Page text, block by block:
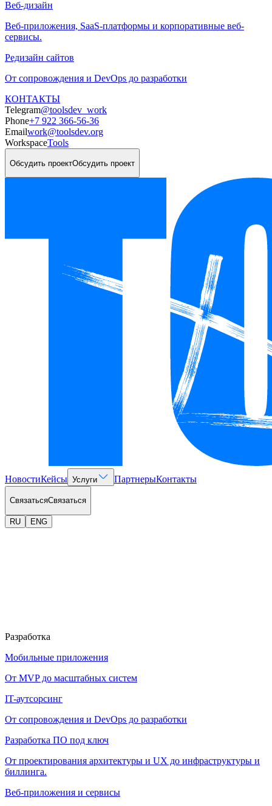
Веб-дизайн
Веб-приложения, SaaS-платформы и корпоративные веб-
сервисы.
Редизайн сайтов
От сопровождения и DevOps до разработки
КОНТАКТЫ
Telegram@toolsdev_work
Phone+7 922 366-56-36
Emailwork@toolsdev.org
WorkspaceTools
Обсудить проектОбсудить проект
НовостиКейсы Услуги ПартнерыКонтакты
СвязатьсяСвязаться
RU ENG
Разработка
Мобильные приложения
От MVP до масштабных систем
IT-аутсорсинг
От сопровождения и DevOps до разработки
Разработка ПО под ключ
От проектирования архитектуры и UX до инфраструктуры и
биллинга.
Веб-приложения и сервисы